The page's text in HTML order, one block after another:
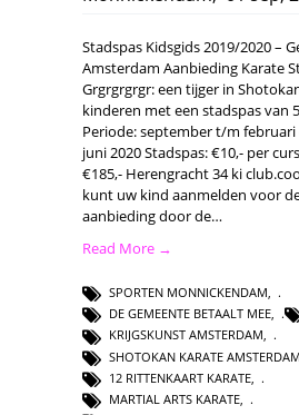
Stadspas Kidsgids 2019/2020 –
Amsterdam Aanbieding Karate
Grgrgrgrgr: een tijger in
kinderen met een stadspas van
Periode: september t/m
juni 2020 Stadspas: €10,- per
€185,- Herengracht 34 ki
kunt uw kind aanmelden voor
aanbieding door de…
Read More →
SPORTEN MONNICKENDAM,
DE GEMEENTE BETAALT MEE,
KRIJGSKUNST AMSTERDAM,
SHOTOKAN KARATE AMSTERDAM
12 RITTENKAART KARATE
MARTIAL ARTS KARATE